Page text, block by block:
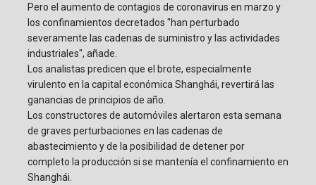
Pero el aumento de contagios de coronavirus en marzo y
los confinamientos decretados "han perturbado
severamente las cadenas de suministro y las actividades
industriales", añade.
Los analistas predicen que el brote, especialmente
virulento en la capital económica Shanghái, revertirá las
ganancias de principios de año.
Los constructores de automóviles alertaron esta semana
de graves perturbaciones en las cadenas de
abastecimiento y de la posibilidad de detener por
completo la producción si se mantenía el confinamiento en
Shanghái.